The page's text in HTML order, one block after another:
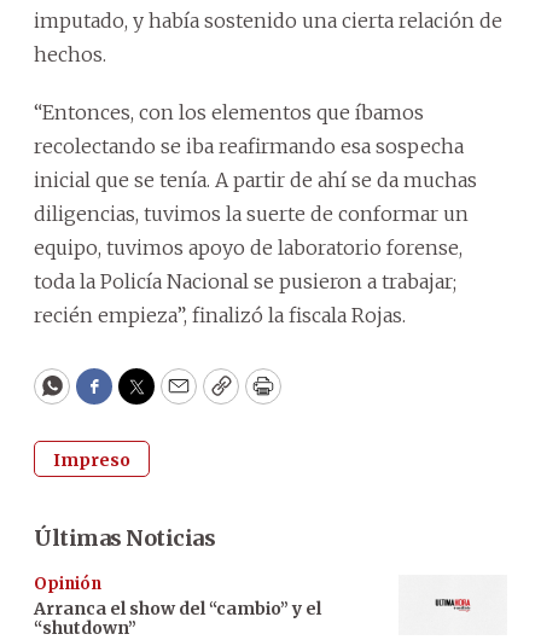
imputado, y había sostenido una cierta relación de
hechos.
“Entonces, con los elementos que íbamos
recolectando se iba reafirmando esa sospecha
inicial que se tenía. A partir de ahí se da muchas
diligencias, tuvimos la suerte de conformar un
equipo, tuvimos apoyo de laboratorio forense,
toda la Policía Nacional se pusieron a trabajar;
recién empieza”, finalizó la fiscala Rojas.
WhatsApp
Facebook
Twitter
EmailCopyPrint
Impreso
Últimas Noticias
Opinión
Arranca el show del “cambio” y el
“shutdown”